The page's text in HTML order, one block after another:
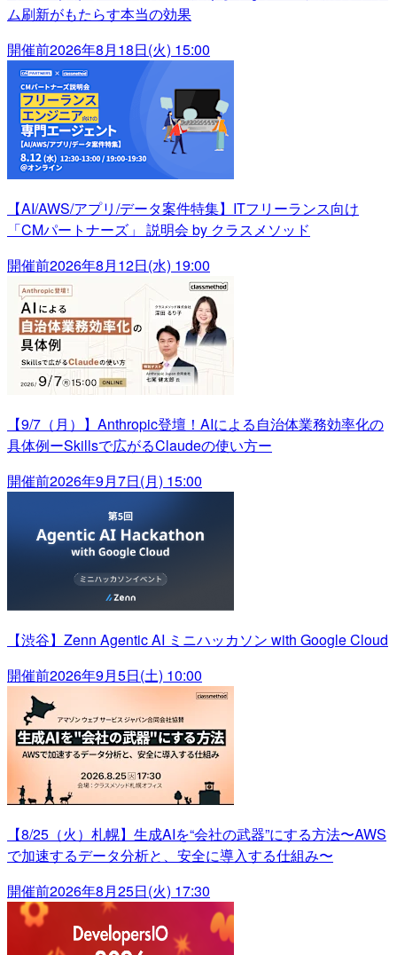
ム刷新がもたらす本当の効果
開催前2026年8月18日(火) 15:00
【AI/AWS/アプリ/データ案件特集】ITフリーランス向け
「CMパートナーズ」 説明会 by クラスメソッド
開催前2026年8月12日(水) 19:00
【9/7（月）】Anthropic登壇！AIによる自治体業務効率化の
具体例ーSkillsで広がるClaudeの使い方ー
開催前2026年9月7日(月) 15:00
【渋谷】Zenn Agentic AI ミニハッカソン with Google Cloud
開催前2026年9月5日(土) 10:00
【8/25（火）札幌】生成AIを“会社の武器”にする方法〜AWS
で加速するデータ分析と、安全に導入する仕組み〜
開催前2026年8月25日(火) 17:30